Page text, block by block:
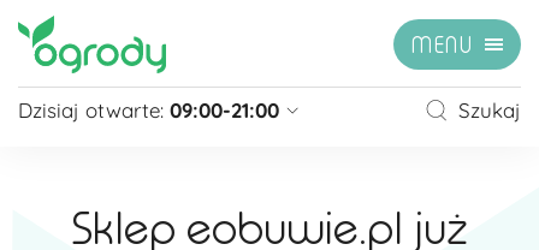
MENU
Dzisiaj otwarte: 09:00-21:00
Niedziela
zamknięte
Szukaj
Sklep eobuwie.pl już